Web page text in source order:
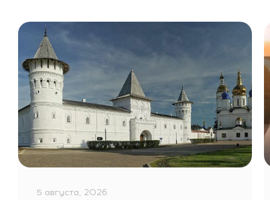
5 августа, 2026